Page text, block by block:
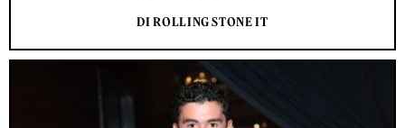
DI ROLLING STONE IT